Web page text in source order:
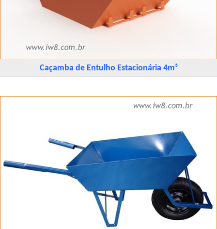
Caçamba de Entulho Estacionária 4m³